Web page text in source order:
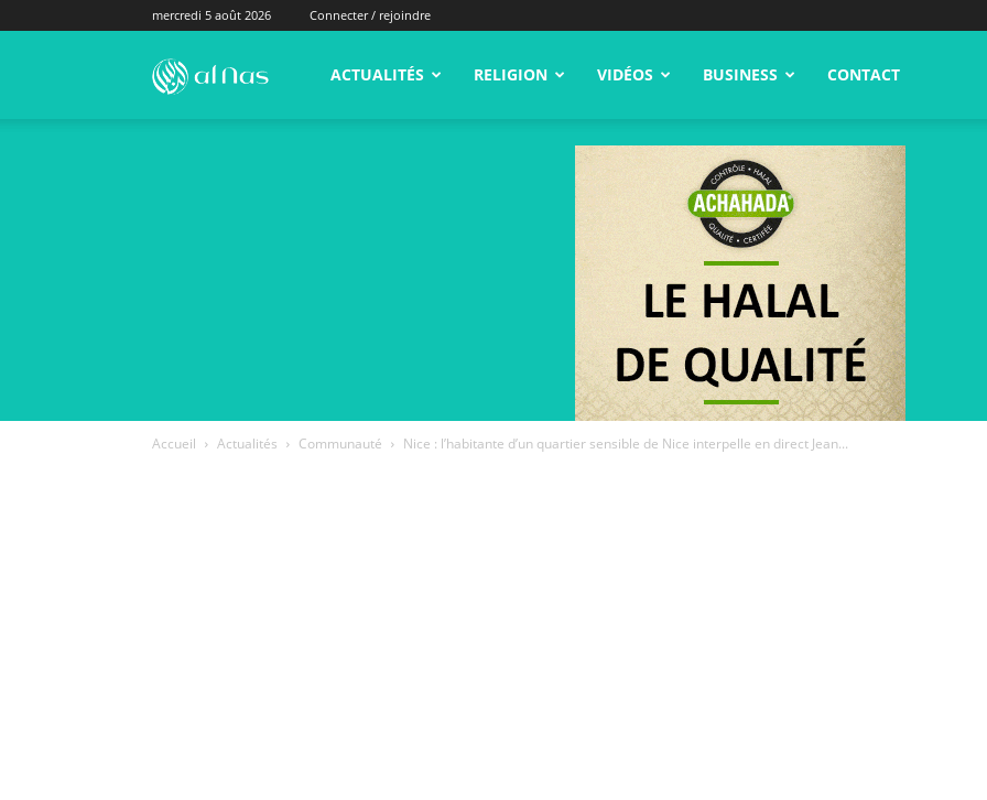
mercredi 5 août 2026 Connecter / rejoindre
alNas.fr ACTUALITÉS RELIGION VIDÉOS BUSINESS CONTACT
Accueil Actualités Communauté Nice : l’habitante d’un quartier sensible de Nice interpelle en direct Jean...